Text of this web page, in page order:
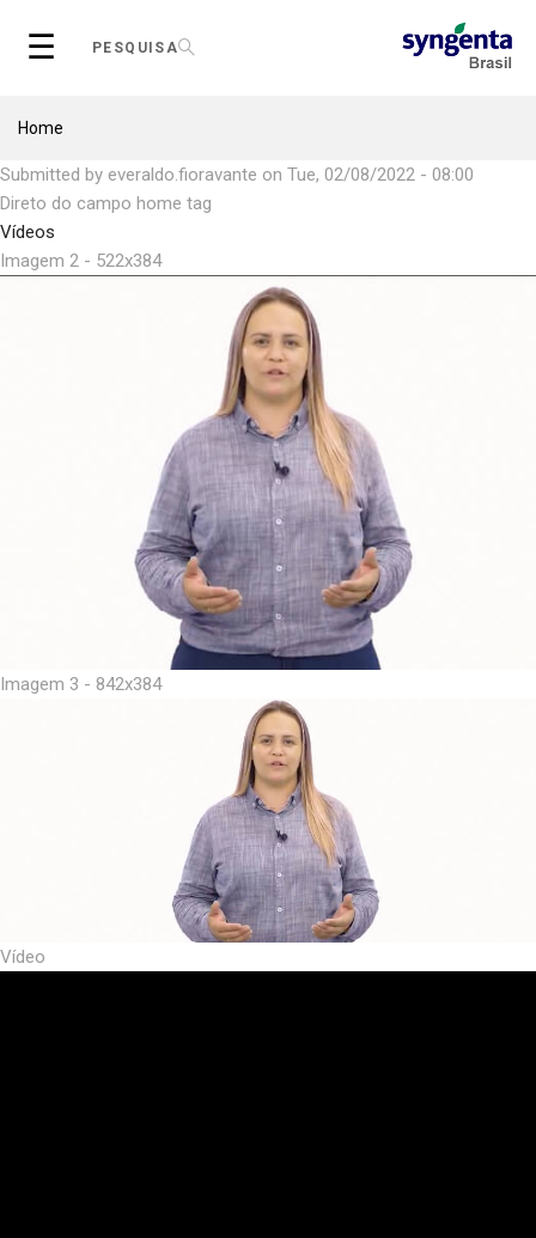
☰ PESQUISA
Breadcrumb
Home
Submitted by everaldo.fioravante on Tue, 02/08/2022 - 08:00
Direto do campo home tag
Vídeos
Imagem 2 - 522x384
Imagem 3 - 842x384
Vídeo